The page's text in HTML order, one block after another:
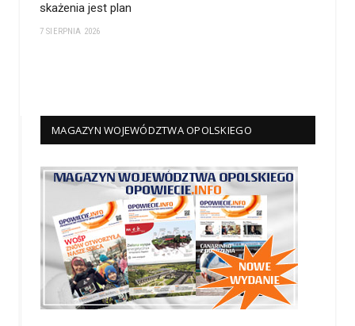
skażenia jest plan
7 SIERPNIA 2026
MAGAZYN WOJEWÓDZTWA OPOLSKIEGO